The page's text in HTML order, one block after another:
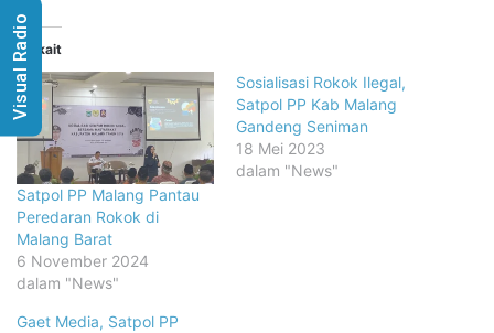
Terkait
Satpol PP Malang Pantau
Peredaran Rokok di
Malang Barat
6 November 2024
dalam "News"
Sosialisasi Rokok Ilegal,
Satpol PP Kab Malang
Gandeng Seniman
18 Mei 2023
dalam "News"
Gaet Media, Satpol PP
Visual Radio